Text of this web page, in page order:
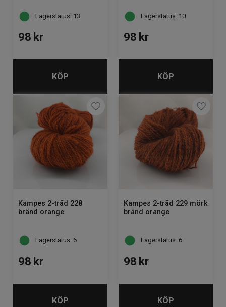
Lagerstatus: 13
98 kr
KÖP
Lagerstatus: 10
98 kr
KÖP
Kampes 2-tråd 228
bränd orange
Lagerstatus: 6
98 kr
KÖP
Kampes 2-tråd 229 mörk
bränd orange
Lagerstatus: 6
98 kr
KÖP